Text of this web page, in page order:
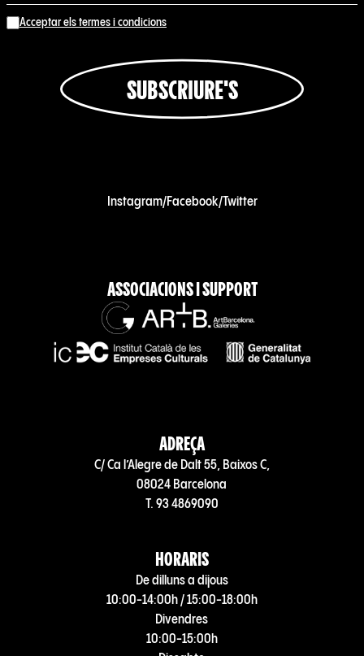
Acceptar els termes i condicions
SUBSCRIURE'S
Instagram/Facebook/Twitter
ASSOCIACIONS I SUPPORT
ADREÇA
C/ Ca l’Alegre de Dalt 55, Baixos C,
08024 Barcelona
T. 93 4869090
HORARIS
De dilluns a dijous
10:00-14:00h / 15:00-18:00h
Divendres
10:00-15:00h